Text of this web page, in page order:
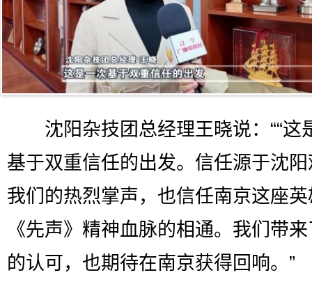
沈阳杂技团总经理王晓说：““这
基于双重信任的出发。信任源于沈
我们的热烈掌声，也信任南京这座
《先声》精神血脉的相通。我们带
的认可，也期待在南京获得回响。”